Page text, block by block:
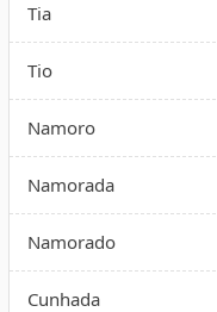
Tia
Tio
Namoro
Namorada
Namorado
Cunhada